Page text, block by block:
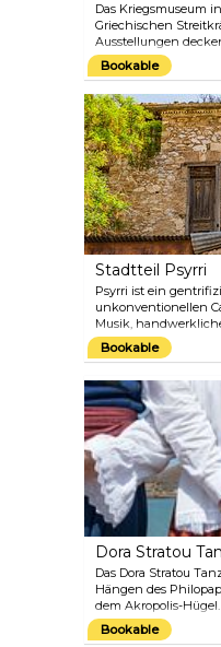
Das Kriegsmuseum
Griechischen
Ausstellungen
in allen Epochen ab,
Konflikten bis hin
Schlachtfelder,
Figuren und
Bookable
Stadtteil Psyrri
Psyrri ist ein
unkonventionellen
Musik,
Gewürzbasare und
bekannt ist. Es ist
Ort. Im späten 19.
„Bronx“ von Athen.
für „humpelnde
sie an einem Ärmel
schikanierten die
Figur taucht in der
Stadtteil auf.
Bookable
Dora Stratou
Das Dora Stratou
Hängen des
dem Akropolis-
minütige
Teilen Griechenlands
Bookable